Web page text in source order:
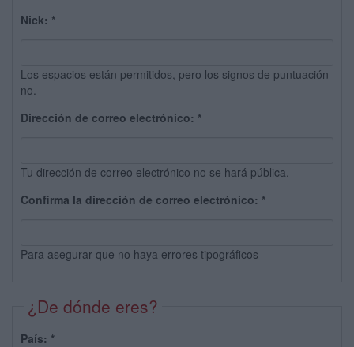
Nick: *
Los espacios están permitidos, pero los signos de puntuación
no.
Dirección de correo electrónico: *
Tu dirección de correo electrónico no se hará pública.
Confirma la dirección de correo electrónico: *
Para asegurar que no haya errores tipográficos
¿De dónde eres?
País: *